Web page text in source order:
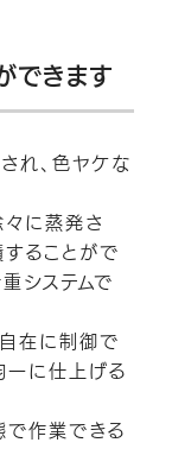
できます
れ、色ヤケな
に蒸発さ
ることがで
システムで
在に制御で
一に仕上げる
作業できる